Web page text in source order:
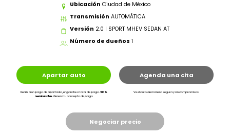
Ubicación Ciudad de México
Transmisión AUTOMÁTICA
Versión 2.0 I SPORT MHEV SEDAN AT
Número de dueños 1
Apartar auto
Realiza un pago de apartado, enganche o total de pago.100%
reembolsable.Genera tu concepto de pago
Agenda una cita
Ve el auto de manera segura y sin compromisos.
Negociar precio